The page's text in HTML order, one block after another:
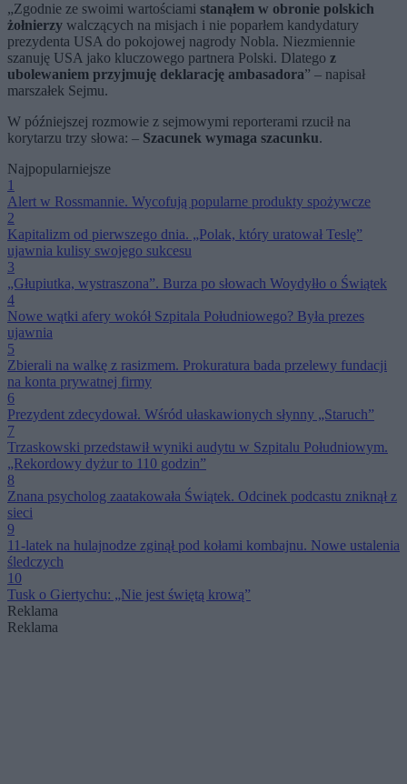
„Zgodnie ze swoimi wartościami stanąłem w obronie polskich
żołnierzy walczących na misjach i nie poparłem kandydatury
prezydenta USA do pokojowej nagrody Nobla. Niezmiennie
szanuję USA jako kluczowego partnera Polski. Dlatego z
ubolewaniem przyjmuję deklarację ambasadora” – napisał
marszałek Sejmu.
W późniejszej rozmowie z sejmowymi reporterami rzucił na
korytarzu trzy słowa: – Szacunek wymaga szacunku.
Najpopularniejsze
1
Alert w Rossmannie. Wycofują popularne produkty spożywcze
2
Kapitalizm od pierwszego dnia. „Polak, który uratował Teslę”
ujawnia kulisy swojego sukcesu
3
„Głupiutka, wystraszona”. Burza po słowach Woydyłło o Świątek
4
Nowe wątki afery wokół Szpitala Południowego? Była prezes
ujawnia
5
Zbierali na walkę z rasizmem. Prokuratura bada przelewy fundacji
na konta prywatnej firmy
6
Prezydent zdecydował. Wśród ułaskawionych słynny „Staruch”
7
Trzaskowski przedstawił wyniki audytu w Szpitalu Południowym.
„Rekordowy dyżur to 110 godzin”
8
Znana psycholog zaatakowała Świątek. Odcinek podcastu zniknął z
sieci
9
11-latek na hulajnodze zginął pod kołami kombajnu. Nowe ustalenia
śledczych
10
Tusk o Giertychu: „Nie jest świętą krową”
Reklama
Reklama